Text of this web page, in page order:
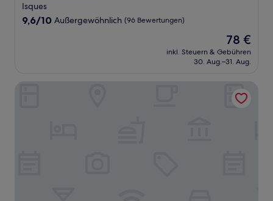
Isques
9.6
9,6/10 Außergewöhnlich (96 Bewertungen)
Der
Preis
beträgt
78 €
inkl. Steuern & Gebühren
30. Aug.–31. Aug.